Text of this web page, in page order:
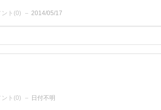
ント(0) 2014/05/17
ント(0) 日付不明